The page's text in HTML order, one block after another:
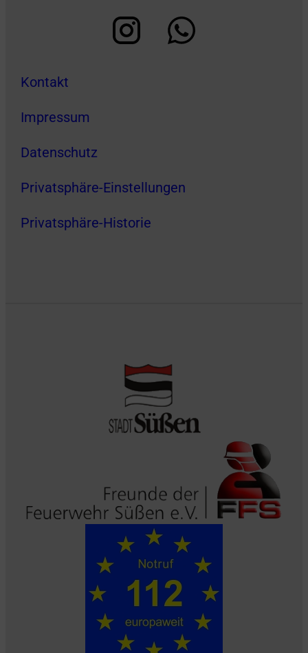
Kontakt
Impressum
Datenschutz
Privatsphäre-Einstellungen
Privatsphäre-Historie